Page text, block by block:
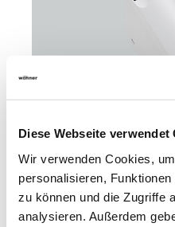
Diese Webseite verwendet
Wir verwenden Cookies,
personalisieren,
zu können und die Zugriffe
analysieren. Außerdem
01593000A